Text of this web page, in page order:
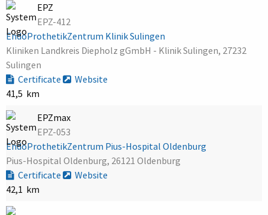
EPZ
EPZ-412
EndoProthetikZentrum Klinik Sulingen
Kliniken Landkreis Diepholz gGmbH - Klinik Sulingen, 27232
Sulingen
Certificate
Website
41,5 km
EPZmax
EPZ-053
EndoProthetikZentrum Pius-Hospital Oldenburg
Pius-Hospital Oldenburg, 26121 Oldenburg
Certificate
Website
42,1 km